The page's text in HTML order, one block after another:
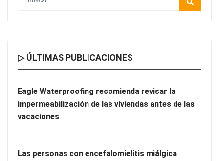
▷ ÚLTIMAS PUBLICACIONES
Eagle Waterproofing recomienda revisar la
impermeabilización de las viviendas antes de las
vacaciones
Las personas con encefalomielitis miálgica